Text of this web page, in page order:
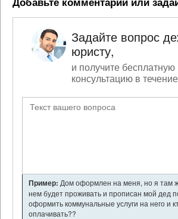
Добавьте комментарий или
Задайте вопрос
юристу,
и получите бесплатную
консультацию в
Пример: Дом оформлен на меня, но я там
нем будет проживать и прописан мой дед
оформить коммунальные услуги на него и
оплачивать??